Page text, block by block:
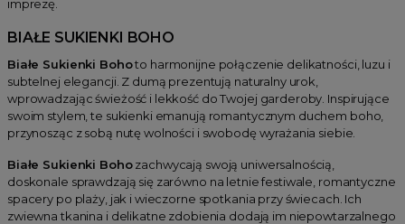
imprezę.
BIAŁE SUKIENKI BOHO
Białe Sukienki Bohoto harmonijne połączenie delikatności, luzu i
subtelnej elegancji. Z dumą prezentują naturalny urok,
wprowadzając świeżość i lekkość do Twojej garderoby. Inspirujące
swoim stylem, te sukienki emanują romantycznym duchem boho,
przynosząc z sobą nutę wolności i swobodę wyrażania siebie.
Białe Sukienki Bohozachwycają swoją uniwersalnością,
doskonale sprawdzają się zarówno na letnie festiwale, romantyczne
spacery po plaży, jak i wieczorne spotkania przy świecach. Ich
zwiewna tkanina i delikatne zdobienia dodają im niepowtarzalnego